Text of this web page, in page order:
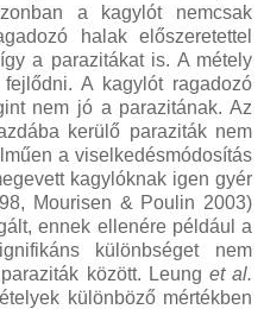
a kagylót nemcsak
halak előszeretettel
a parazitákat is. A métely
A kagylót ragadozó
nem jó a parazitának. Az
kerülő paraziták nem
a viselkedésmódosítás
kagylóknak igen gyér
Mourisen & Poulin 2003)
ennek ellenére például a
különbséget nem
között. Leung et al.
különböző mértékben